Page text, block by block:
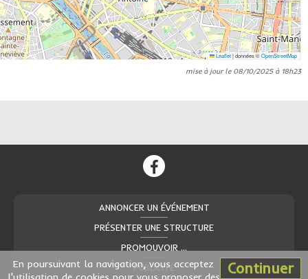
Leaflet|données ©OpenStreetMap
mise à jour le 08/10/2025 à 18h23
ANNONCER UN ÉVÉNEMENT
PRÉSENTER UNE STRUCTURE
PROMOUVOIR ...
PUBLICITÉ
Continuer
En poursuivant la navigation, vous acceptez